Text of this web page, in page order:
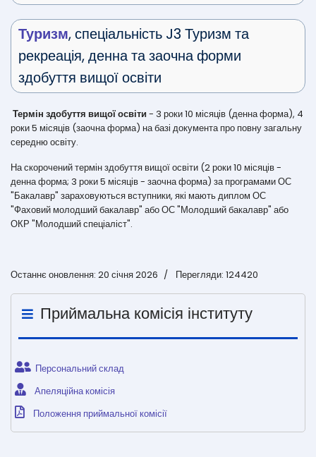
Туризм, спеціальність J3 Туризм та
рекреація, денна та заочна форми
здобуття вищої освіти
Термін здобуття вищої освіти - 3 роки 10 місяців (денна форма), 4
роки 5 місяців (заочна форма) на базі документа про повну загальну
середню освіту.
На скорочений термін здобуття вищої освіти (2 роки 10 місяців -
денна форма; 3 роки 5 місяців - заочна форма) за програмами ОС
"Бакалавр" зараховуються вступники, які мають диплом ОС
"Фаховий молодший бакалавр" або ОС "Молодший бакалавр" або
ОКР "Молодший спеціаліст".
Останнє оновлення: 20 січня 2026 Перегляди: 124420
Приймальна комісія інституту
Персональний склад
Апеляційна комісія
Положення приймальної комісії